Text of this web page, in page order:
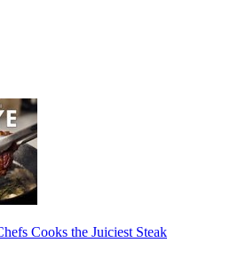
Cooks the Juiciest Steak